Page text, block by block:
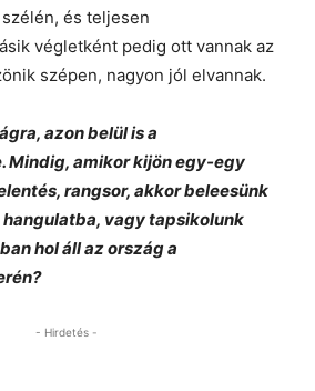
és teljesen
végletként pedig ott vannak az
szépen, nagyon jól elvannak.
azon belül is a
Mindig, amikor kijön egy-egy
rangsor, akkor beleesünk
vagy tapsikolunk
hol áll az ország a
- Hirdetés -